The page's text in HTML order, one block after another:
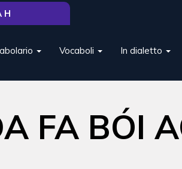
Vocaboli In dialetto
H
FA BÓI